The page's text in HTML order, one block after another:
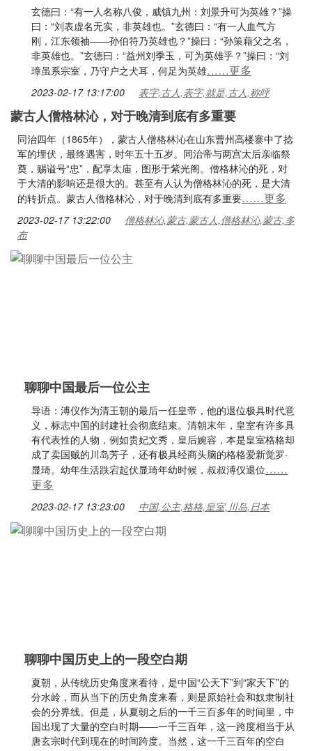
玄德曰：“有一人名称八俊，威镇九州：刘景升可为英雄？”操
曰：“刘表虚名无实，非英雄也。”玄德曰：“有一人血气方
刚，江东领袖——孙伯符乃英雄也？”操曰：“孙策藉父之名，
非英雄也。”玄德曰：“益州刘季玉，可为英雄乎？”操曰：“刘
璋虽系宗室，乃守户之犬耳，何足为英雄……更多
2023-02-17 13:17:00 表字,古人,表字,就是,古人,称呼
蒙古人僧格林沁，对于晚清到底有多重要
同治四年（1865年），蒙古人僧格林沁在山东曹州高楼寨中了捻
军的埋伏，最终遇害，时年五十五岁。同治帝与两宫太后亲临祭
奠，赐谥号“忠”，配享太庙，图形于紫光阁。僧格林沁的死，对
于大清的影响还是很大的。甚至有人认为僧格林沁的死，是大清
的转折点。蒙古人僧格林沁，对于晚清到底有多重要……更多
2023-02-17 13:22:00
僧格林沁,蒙古,蒙古人,僧格林沁,蒙古,多
布
聊聊中国最后一位公主
导语：溥仪作为清王朝的最后一任皇帝，他的退位极具时代意
义，标志中国的封建社会彻底结束。清朝末年，皇室有许多具
有代表性的人物，例如贵妃文秀，皇后婉容，本是皇室格格却
成了卖国贼的川岛芳子，还有极具经商头脑的格格爱新觉罗·
显琦。幼年生活跌宕起伏显琦年幼时候，叔叔溥仪退位……
更多
2023-02-17 13:23:00 中国,公主,格格,皇室,川岛,日本
聊聊中国历史上的一段空白期
夏朝，从传统历史角度来看待，是中国“公天下”到“家天下”的
分水岭，而从当下的历史角度来看，则是原始社会和奴隶制社
会的分界线。但是，从夏朝之后的一千三百多年的时间里，中
国出现了大量的空白时期——一千三百年，这一跨度相当于从
唐玄宗时代到现在的时间跨度。当然，这一千三百年的空白